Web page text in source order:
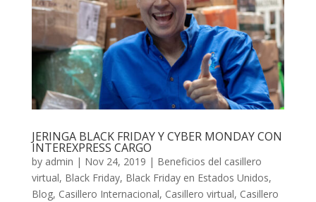
JERINGA BLACK FRIDAY Y CYBER MONDAY CON
INTEREXPRESS CARGO
by admin | Nov 24, 2019 | Beneficios del casillero
virtual, Black Friday, Black Friday en Estados Unidos,
Blog, Casillero Internacional, Casillero virtual, Casillero